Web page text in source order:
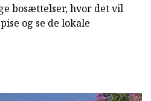
bosættelser, hvor det vil
og se de lokale